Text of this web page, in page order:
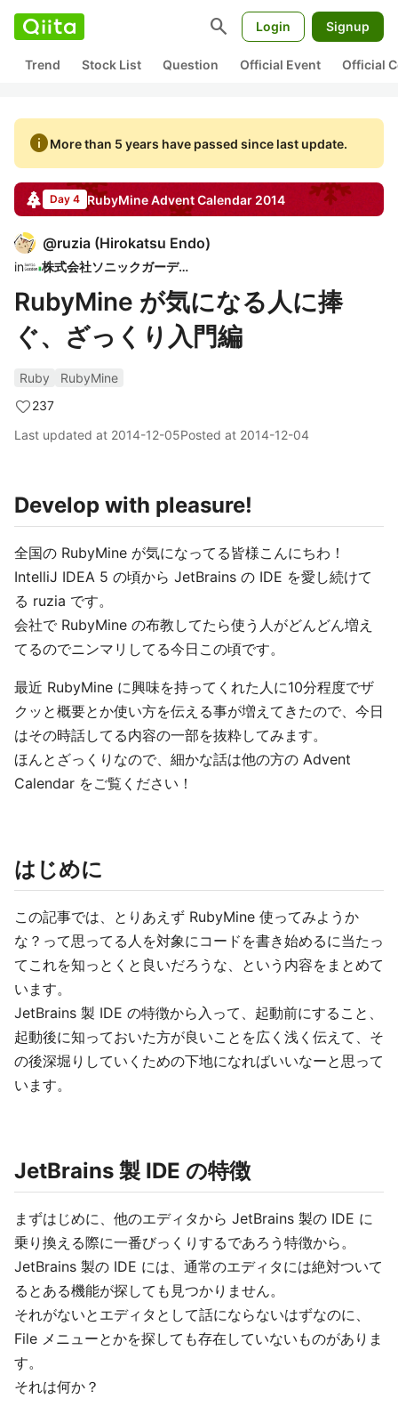
search Login Signup
Trend Stock List Question Official Event Official
infoMore than 5 years have passed since last update.
Day 4 RubyMineAdvent Calendar 2014
@ruzia (Hirokatsu Endo)
in 株式会社ソニックガーデン
RubyMine が気になる人に捧
ぐ、ざっくり入門編
Ruby
RubyMine
237
Last updated at 2014-12-05Posted at 2014-12-04
Develop with pleasure!
全国の RubyMine が気になってる皆様こんにちわ！
IntelliJ IDEA 5 の頃から JetBrains の IDE を愛し続けて
る ruzia です。
会社で RubyMine の布教してたら使う人がどんどん増え
てるのでニンマリしてる今日この頃です。
最近 RubyMine に興味を持ってくれた人に10分程度でザ
クッと概要とか使い方を伝える事が増えてきたので、今日
はその時話してる内容の一部を抜粋してみます。
ほんとざっくりなので、細かな話は他の方の Advent
Calendar をご覧ください！
はじめに
この記事では、とりあえず RubyMine 使ってみようか
な？って思ってる人を対象にコードを書き始めるに当たっ
てこれを知っとくと良いだろうな、という内容をまとめて
います。
JetBrains 製 IDE の特徴から入って、起動前にすること、
起動後に知っておいた方が良いことを広く浅く伝えて、そ
の後深堀りしていくための下地になればいいなーと思って
います。
JetBrains 製 IDE の特徴
まずはじめに、他のエディタから JetBrains 製の IDE に
乗り換える際に一番びっくりするであろう特徴から。
JetBrains 製の IDE には、通常のエディタには絶対ついて
るとある機能が探しても見つかりません。
それがないとエディタとして話にならないはずなのに、
File メニューとかを探しても存在していないものがありま
す。
それは何か？